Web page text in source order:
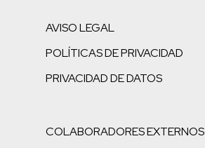
AVISO LEGAL
POLÍTICAS DE PRIVACIDAD
PRIVACIDAD DE DATOS
COLABORADORES EXTERNOS